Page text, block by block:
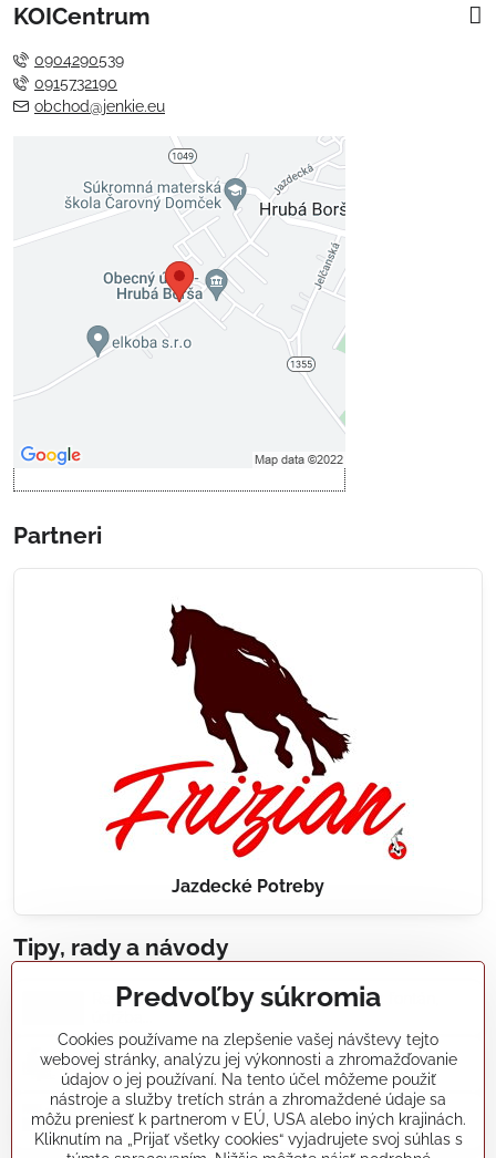
KOICentrum
0904290539
0915732190
obchod@jenkie.eu
Externý obsah je blokovaný
Voľbami súkromia
Prajete si načítať externý obsah?
Povoliť tentokrát
Povoliť a zapamätať - súhlas s
Partneri
Jazdecké Potreby
Tipy, rady a návody
Realizácie záhradných jazierok, bazénov, fontán,
Články a blogy
Rady a návody
Predvoľby súkromia
Cookies používame na zlepšenie vašej návštevy tejto
webovej stránky, analýzu jej výkonnosti a zhromažďovanie
údajov o jej používaní. Na tento účel môžeme použiť
nástroje a služby tretích strán a zhromaždené údaje sa
môžu preniesť k partnerom v EÚ, USA alebo iných krajinách.
Kliknutím na „Prijať všetky cookies“ vyjadrujete svoj súhlas s